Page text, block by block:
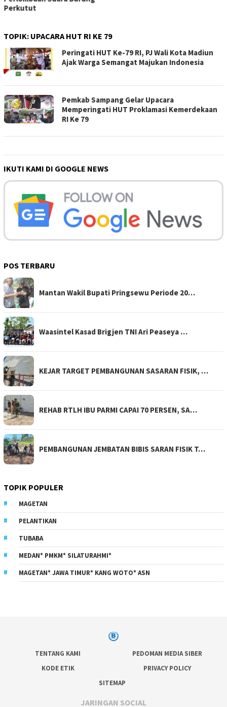
TOPIK: UPACARA HUT RI KE 79
Peringati HUT Ke-79 RI, PJ Wali Kota Madiun
Ajak Warga Semangat Majukan Indonesia
Pemkab Sampang Gelar Upacara
Memperingati HUT Proklamasi Kemerdekaan
RI Ke 79
IKUTI KAMI DI GOOGLE NEWS
POS TERBARU
Mantan Wakil Bupati Pringsewu Periode 20…
Waasintel Kasad Brigjen TNI Ari Peaseya …
KEJAR TARGET PEMBANGUNAN SASARAN FISIK, …
REHAB RTLH IBU PARMI CAPAI 70 PERSEN, SA…
PEMBANGUNAN JEMBATAN BIBIS SARAN FISIK T…
TOPIK POPULER
MAGETAN
PELANTIKAN
TUBABA
MEDAN* PMKM* SILATURAHMI*
MAGETAN* JAWA TIMUR* KANG WOTO* ASN
TENTANG KAMI
PEDOMAN MEDIA SIBER
KODE ETIK
PRIVACY POLICY
SITEMAP
JARINGAN SOCIAL